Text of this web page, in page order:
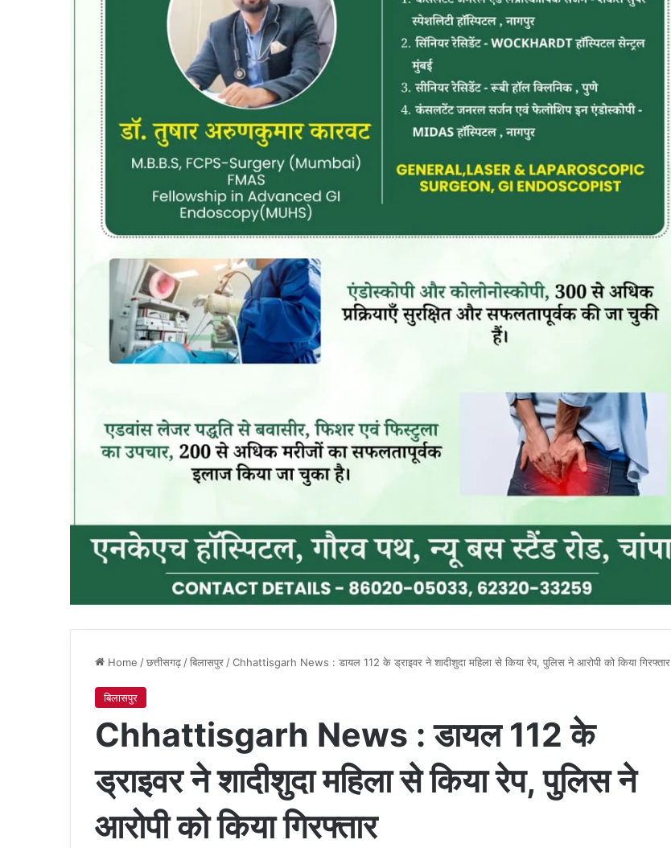
Home /छत्तीसगढ़ /बिलासपुर /Chhattisgarh News : डायल 112 के ड्राइवर ने शादीशुदा महिला से किया रेप, पुलिस ने आरोपी को किया गिरफ्तार
बिलासपुर
Chhattisgarh News : डायल 112 के
ड्राइवर ने शादीशुदा महिला से किया रेप, पुलिस ने
आरोपी को किया गिरफ्तार